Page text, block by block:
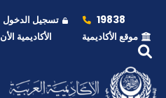
19838 تسجيل الدخول
موقع الأكاديمية
الأكاديمية الأن